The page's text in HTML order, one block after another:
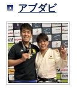
アブダビ